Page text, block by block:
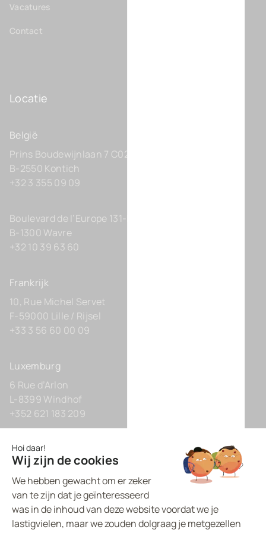
Vacatures
Contact
Locatie
België
Prins Boudewijnlaan 7 C0201
B-2550 Kontich
+32 3 355 09 09
Boulevard de l’Europe 131-D21
B-1300 Wavre
+32 10 39 63 60
Frankrijk
10, Rue Michel Servet
F-59000 Lille / Rijsel
+33 3 56 60 00 09
Luxemburg
6 Rue d’Arlon
L-8399 Windhof
+352 621 183 209
Duitsland
Zollhof 8
D-40221 Düsseldorf
+49 211 9425160 0